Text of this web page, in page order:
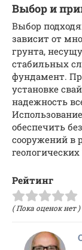
Выбор и
Выбор
зависит от
грунта,
стабильных
фундамент.
установке
надежность
обеспечить
сооружений в
Рейтинг
( Пока оценок нет )